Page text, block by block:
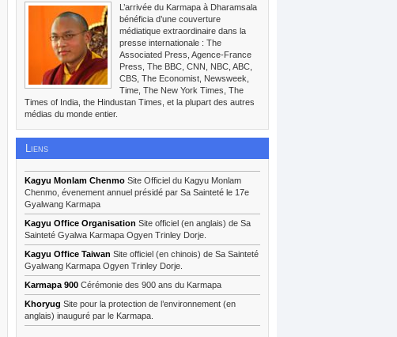
L’arrivée du Karmapa à Dharamsala
bénéficia d’une couverture
médiatique extraordinaire dans la
presse internationale : The
Associated Press, Agence-France
Press, The BBC, CNN, NBC, ABC,
CBS, The Economist, Newsweek,
Time, The New York Times, The
Times of India, the Hindustan Times, et la plupart des autres
médias du monde entier.
Liens
Kagyu Monlam Chenmo Site Officiel du Kagyu Monlam
Chenmo, évenement annuel présidé par Sa Sainteté le 17e
Gyalwang Karmapa
Kagyu Office Organisation Site officiel (en anglais) de Sa
Sainteté Gyalwa Karmapa Ogyen Trinley Dorje.
Kagyu Office Taiwan Site officiel (en chinois) de Sa Sainteté
Gyalwang Karmapa Ogyen Trinley Dorje.
Karmapa 900 Cérémonie des 900 ans du Karmapa
Khoryug Site pour la protection de l’environnement (en
anglais) inauguré par le Karmapa.